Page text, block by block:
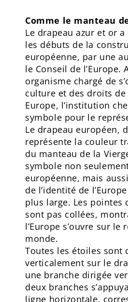
Comme le manteau
Le drapeau azur et or
les débuts de la
européenne, par une
le Conseil de l’Europe.
organisme chargé de
culture et des droits de
Europe, l’institution
symbole pour le
Le drapeau européen,
représente la couleur
du manteau de la
symbole non
européenne, mais
de l’identité de
plus large. Les pointes
sont pas collées,
l’Europe s’ouvre sur le
monde.
Toutes les étoiles sont
verticalement sur le
une branche dirigée
deux branches
ligne horizontale,